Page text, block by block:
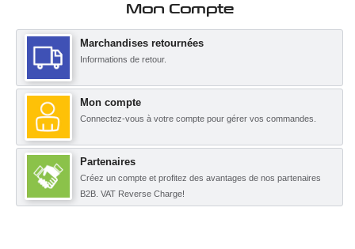
Mon Compte
Marchandises retournées
Informations de retour.
Mon compte
Connectez-vous à votre compte pour gérer vos commandes.
Partenaires
Créez un compte et profitez des avantages de nos partenaires
B2B. VAT Reverse Charge!